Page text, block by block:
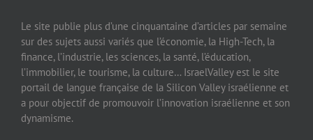
Le site publie plus d’une cinquantaine d’articles par semaine
sur des sujets aussi variés que l’économie, la High-Tech, la
finance, l’industrie, les sciences, la santé, l’éducation,
l’immobilier, le tourisme, la culture… IsraelValley est le site
portail de langue française de la Silicon Valley israélienne et
a pour objectif de promouvoir l’innovation israélienne et son
dynamisme.